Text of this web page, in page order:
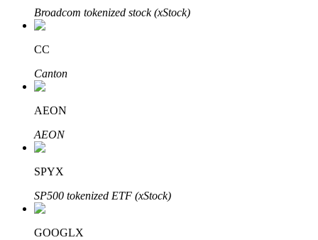
มากถึง 65% คอมมิชชั่น!
Broadcom tokenized stock (xStock)
CC
Canton
AEON
AEON
SPYX
SP500 tokenized ETF (xStock)
GOOGLX